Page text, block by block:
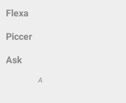
Flexa
Piccer
Ask
A